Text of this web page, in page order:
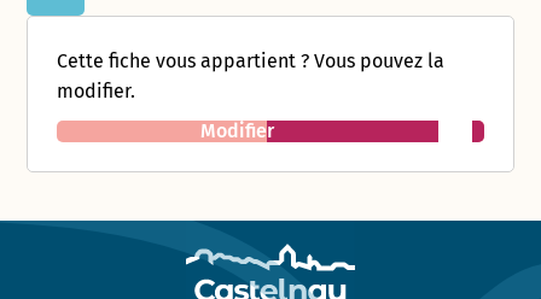
Cette fiche vous appartient ? Vous pouvez la
modifier.
Modifier